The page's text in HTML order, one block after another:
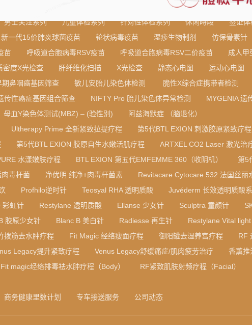
男士关注系列 儿童体检系列 针对性体检系列 休闲時段
签证体
新一代15价肺炎球菌疫苗 轮状病毒疫苗 湿疹生物制剂 仿保骨素针
苗 呼吸道合胞病毒RSV疫苗 呼吸道合胞病毒RSV二价疫苗 成人甲
密度X光检查 肝纤维化扫描 X光检查 静态心电图
运动心电图
期鼻咽癌基因筛查 敏儿安胎儿染色体检测 脆性X综合症携带者检测
传性癌症基因组合筛查 NIFTY Pro 胎儿染色体异常检测 MYGENIA 遗
母血Y染色体测试(MBZ) – (验性别)
阿兹海默症 （脑退化）
Ultherapy Prime 全新紧致拉提疗程 第5代BTL EXION 刺激胶原紧致疗程
第5代BTL EXION 胶原自生水嫩活肌疗程 ARTXEL CO2 Laser 激光治
水漾嫩肤疗程 BTL EXION 第五代EMFEMME 360（收阴机） 第5
毒杆菌 净优明 纯净+肉毒杆菌素 Revitacare Cytocare 532 法国丝丽
Profhilo逆时针 Teosyal RHA 透明质酸 Juvéderm 长效透明质酸系
彩虹针 Restylane 透明质酸 Ellanse 少女针 Sculptra 童颜针
胶原少女针 Blanc B 美白针 Radiesse 再生针
Restylane Vital
拨筋去水肿疗程 Fit Magic 经络瘦面疗程 御阳罐去湿养宫疗程 RF
Legacy提升紧致疗程 Venus Legacy舒缓痛症/肌肉疲劳治疗 香薰推
Fit magic经络排毒袪水肿疗程（Body） RF紧致肌肤射频疗程（Facial）
商务健康里数计划 专车接送服务 公司动态